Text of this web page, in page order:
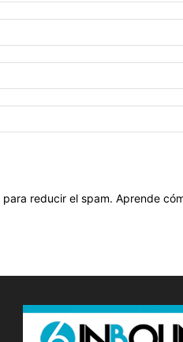
para reducir el spam. Aprende